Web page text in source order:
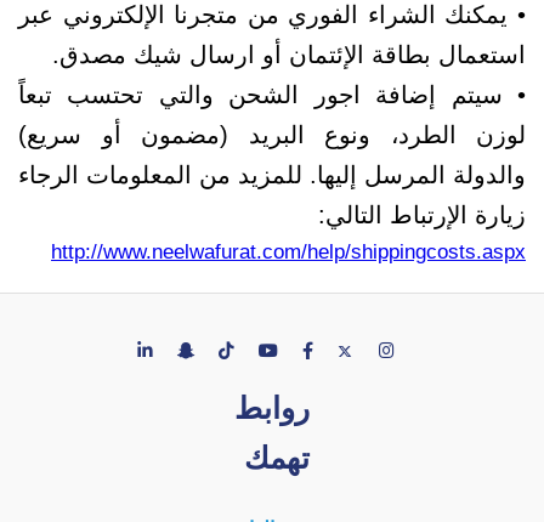
• يمكنك الشراء الفوري من متجرنا الإلكتروني عبر
استعمال بطاقة الإئتمان أو ارسال شيك مصدق.
• سيتم إضافة اجور الشحن والتي تحتسب تبعاً
لوزن الطرد، ونوع البريد (مضمون أو سريع)
والدولة المرسل إليها. للمزيد من المعلومات الرجاء
زيارة الإرتباط التالي:
http://www.neelwafurat.com/help/shippingcosts.aspx
روابط
تهمك